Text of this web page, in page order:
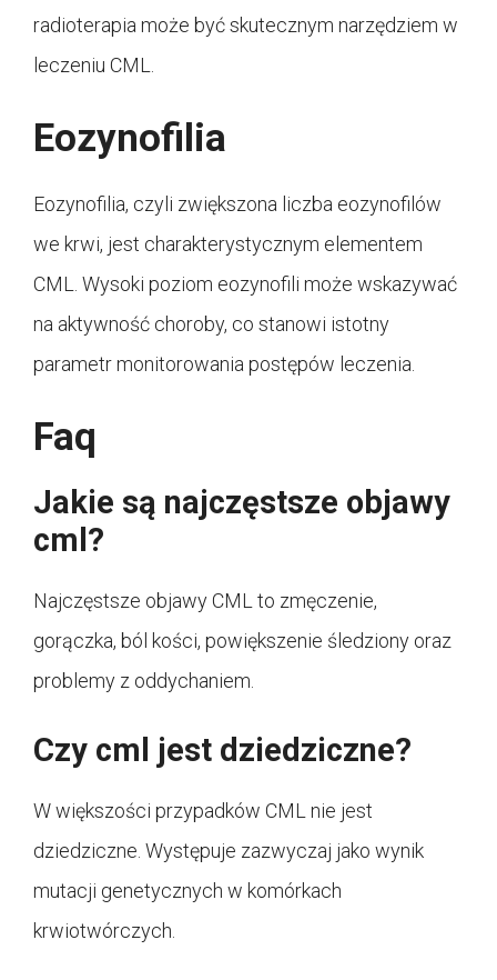
radioterapia może być skutecznym narzędziem w
leczeniu CML.
Eozynofilia
Eozynofilia, czyli zwiększona liczba eozynofilów
we krwi, jest charakterystycznym elementem
CML. Wysoki poziom eozynofili może wskazywać
na aktywność choroby, co stanowi istotny
parametr monitorowania postępów leczenia.
Faq
Jakie są najczęstsze objawy
cml?
Najczęstsze objawy CML to zmęczenie,
gorączka, ból kości, powiększenie śledziony oraz
problemy z oddychaniem.
Czy cml jest dziedziczne?
W większości przypadków CML nie jest
dziedziczne. Występuje zazwyczaj jako wynik
mutacji genetycznych w komórkach
krwiotwórczych.